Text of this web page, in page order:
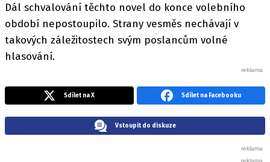
Dál schvalování těchto novel do konce volebního
období nepostoupilo. Strany vesměs nechávají v
takových záležitostech svým poslancům volné
hlasování.
Sdílet na X Sdílet na Facebooku
Vstoupit do diskuze